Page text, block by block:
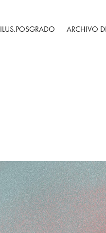
ILUS.POSGRADO ARCHIVO